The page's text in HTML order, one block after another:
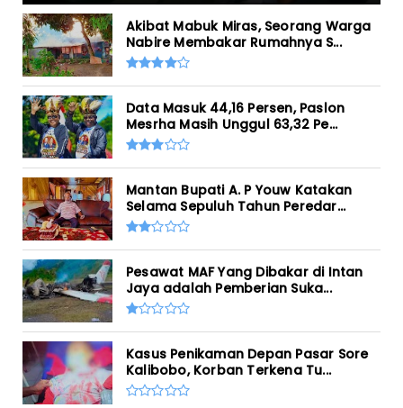
Akibat Mabuk Miras, Seorang Warga
Nabire Membakar Rumahnya S...
Data Masuk 44,16 Persen, Paslon
Mesrha Masih Unggul 63,32 Pe...
Mantan Bupati A. P Youw Katakan
Selama Sepuluh Tahun Peredar...
Pesawat MAF Yang Dibakar di Intan
Jaya adalah Pemberian Suka...
Kasus Penikaman Depan Pasar Sore
Kalibobo, Korban Terkena Tu...